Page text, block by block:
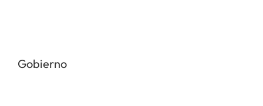
Gobierno